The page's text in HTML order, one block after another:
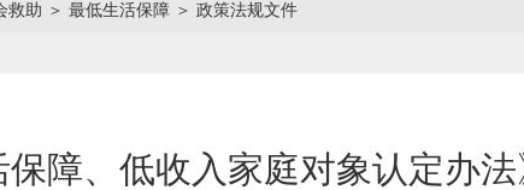
救助 ＞ 最低生活保障 ＞ 政策法规文件
障、低收入家庭对象认定办